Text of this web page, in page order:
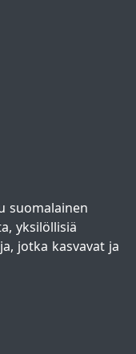
suomalainen
yksilöllisiä
jotka kasvavat ja